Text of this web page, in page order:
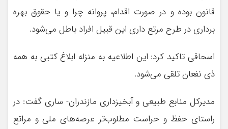
قانون بوده و در صورت اقدام، پروانه چرا و یا حقوق بهره
برداری در طرح مرتع داری این قبیل افراد باطل می‌شود.
اسحاقی تاکید کرد: این اطلاعیه به منزله ابلاغ کتبی به همه
ذی نفعان تلقی می‌شود.
مدیرکل منابع طبیعی و آبخیزداری مازندران- ساری گفت: در
راستای حفظ و حراست مطلوب‌تر عرصه‌های ملی و مراتع